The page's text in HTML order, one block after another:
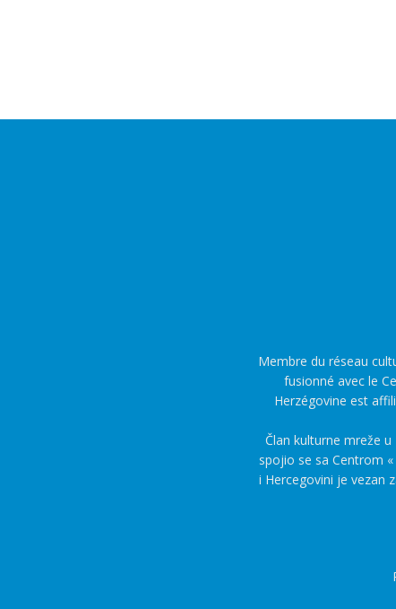
Membre du réseau
fusionné avec le
Herzégovine est
Član kulturne mreže
spojio se sa Centrom
i Hercegovini je vezan